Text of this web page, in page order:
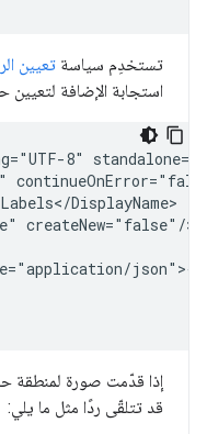
تستخدِم سياسة تعيين
استجابة الإضافة لتعيين
8"
إذا قدّمت صورة لمنطقة
قد تتلقّى ردًا مثل ما يلي: